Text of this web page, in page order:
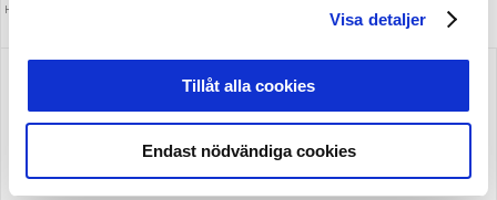
Visa detaljer
Tillåt alla cookies
Endast nödvändiga cookies
HUVUDPARTNER OCH PRESENTING PARTNER
OFFICIELL LEVERANTÖR